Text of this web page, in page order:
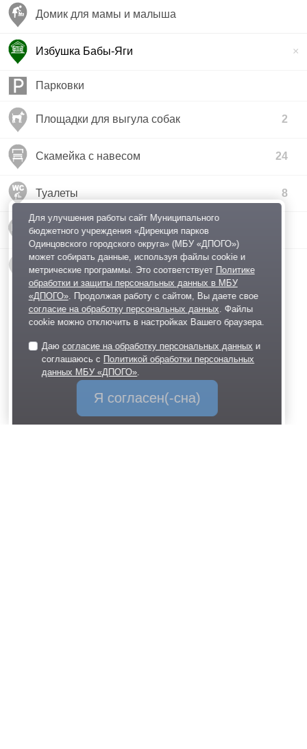
Домик для мамы и малыша
Избушка Бабы-Яги
Парковки
Площадки для выгула собак 2
Скамейка с навесом 24
Туалеты 8
Уличная зарядная станция
Хаски Лэнд
Для улучшения работы сайт Муниципального
бюджетного учреждения «Дирекция парков
Одинцовского городского округа» (МБУ «ДПОГО»)
может собирать данные, используя файлы cookie и
метрические программы. Это соответствует Политике
обработки и защиты персональных данных в МБУ
«ДПОГО». Продолжая работу с сайтом, Вы даете свое
согласие на обработку персональных данных. Файлы
cookie можно отключить в настройках Вашего браузера.
Даюсогласие на обработку персональных данных и
соглашаюсь с Политикой обработки персональных
данных МБУ «ДПОГО».
Я согласен(-сна)